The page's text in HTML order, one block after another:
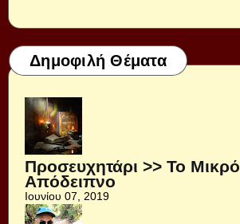
Δημοφιλή Θέματα
Προσευχητάρι >> Το Μικρό
Απόδειπνο
Ιουνίου 07, 2019